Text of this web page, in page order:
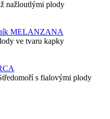
nažloutlými plody
ve tvaru kapky
s fialovými plody